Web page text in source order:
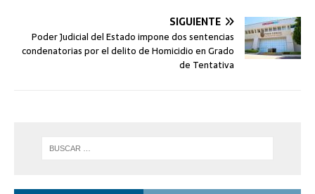
SIGUIENTE
Poder Judicial del Estado impone dos sentencias
condenatorias por el delito de Homicidio en Grado
de Tentativa